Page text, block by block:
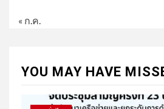
« ก.ค.
YOU MAY HAVE